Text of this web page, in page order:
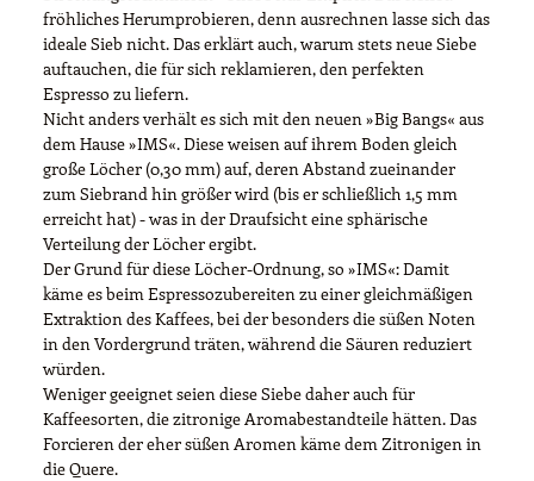
fröhliches Herumprobieren, denn ausrechnen lasse sich das
ideale Sieb nicht. Das erklärt auch, warum stets neue Siebe
auftauchen, die für sich reklamieren, den perfekten
Espresso zu liefern.
Nicht anders verhält es sich mit den neuen »Big Bangs« aus
dem Hause »IMS«. Diese weisen auf ihrem Boden gleich
große Löcher (0,30 mm) auf, deren Abstand zueinander
zum Siebrand hin größer wird (bis er schließlich 1,5 mm
erreicht hat) - was in der Draufsicht eine sphärische
Verteilung der Löcher ergibt.
Der Grund für diese Löcher-Ordnung, so »IMS«: Damit
käme es beim Espressozubereiten zu einer gleichmäßigen
Extraktion des Kaffees, bei der besonders die süßen Noten
in den Vordergrund träten, während die Säuren reduziert
würden.
Weniger geeignet seien diese Siebe daher auch für
Kaffeesorten, die zitronige Aromabestandteile hätten. Das
Forcieren der eher süßen Aromen käme dem Zitronigen in
die Quere.